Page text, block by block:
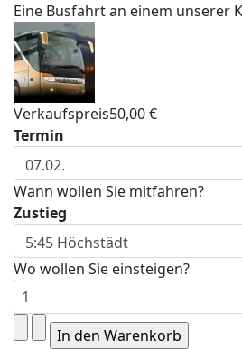
Eine Busfahrt an einem unserer
Verkaufspreis50,00 €
Termin
Wann wollen Sie mitfahren?
Zustieg
Wo wollen Sie einsteigen?